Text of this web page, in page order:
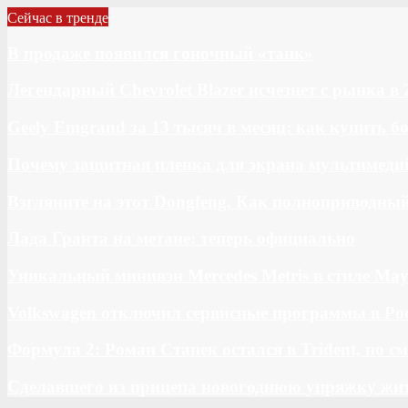
Сейчас в тренде